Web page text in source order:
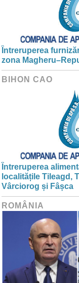
Întreruperea
zona
BIHON CAO
Întreruperea
localitățile Tileagd,
Vârciorog și Fâșca
ROMÂNIA